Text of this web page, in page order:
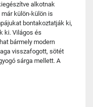
alkotnak
külön-külön is
bontakoztatják ki,
ki. Világos és
bármely modern
visszafogott, sötét
sárga mellett. A